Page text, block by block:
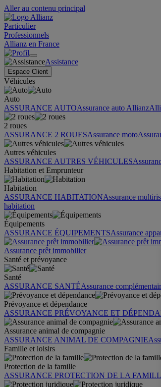
Aller au contenu principal
Particulier
Professionnels
Allianz en France
Assistance
Espace Client
Véhicules
Auto
ASSURANCE AUTOAssurance auto Allianz
2 roues
ASSURANCE 2 ROUESAssurance moto
Autres véhicules
ASSURANCE AUTRES VÉHICULES
Habitation et Emprunteur
Habitation
ASSURANCE HABITATIONAssurance
habitation
Équipements
ASSURANCE ÉQUIPEMENTSAssurance
Assurance prêt immobilier
Santé et prévoyance
Santé
ASSURANCE SANTÉAssurance
Prévoyance et dépendance
ASSURANCE PRÉVOYANCE ET
Assurance animal de compagnie
ASSURANCE ANIMAL DE COMPAGNIE
Famille et loisirs
Protection de la famille
ASSURANCE PROTECTION DE LA